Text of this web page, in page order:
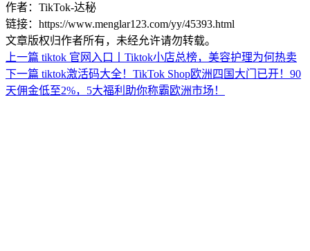
作者：TikTok-达秘
链接：https://www.menglar123.com/yy/45393.html
文章版权归作者所有，未经允许请勿转载。
上一篇 tiktok 官网入口丨Tiktok小店总榜，美容护理为何热卖
下一篇 tiktok激活码大全！TikTok Shop欧洲四国大门已开！90
天佣金低至2%，5大福利助你称霸欧洲市场！